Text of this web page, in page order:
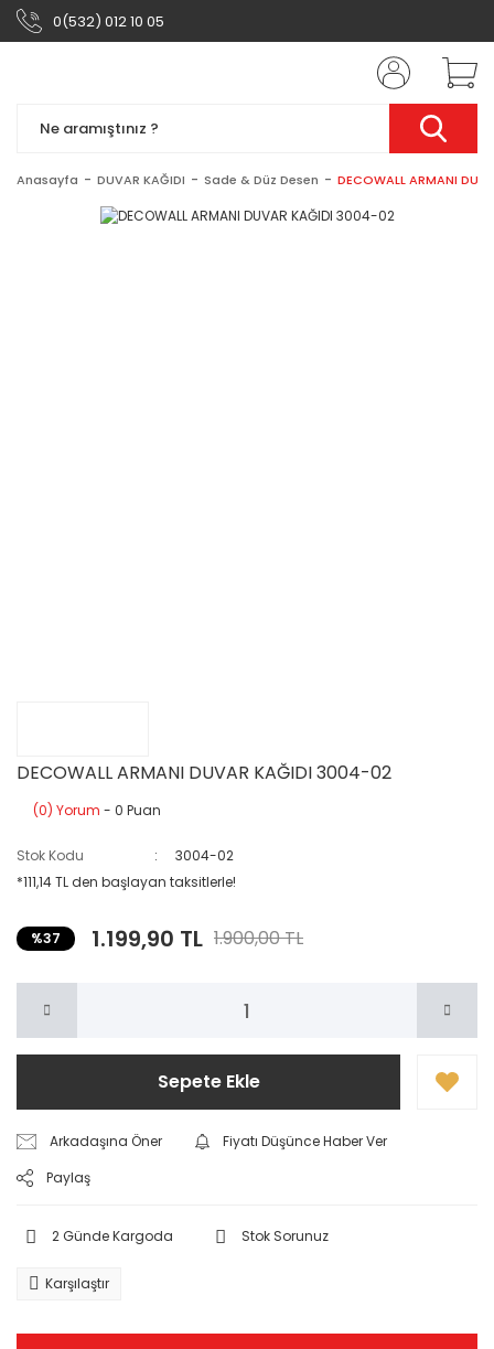
0(532) 012 10 05
Anasayfa DUVAR KAĞIDI Sade & Düz Desen DECOWALL ARMANI
DECOWALL ARMANI DUVAR KAĞIDI 3004-02
(0) Yorum - 0 Puan
Stok Kodu
3004-02
*111,14 TL den başlayan taksitlerle!
%37 1.199,90 TL 1.900,00 TL
Sepete Ekle
Arkadaşına Öner
Fiyatı Düşünce Haber Ver
Paylaş
2 Günde Kargoda Stok Sorunuz
Karşılaştır